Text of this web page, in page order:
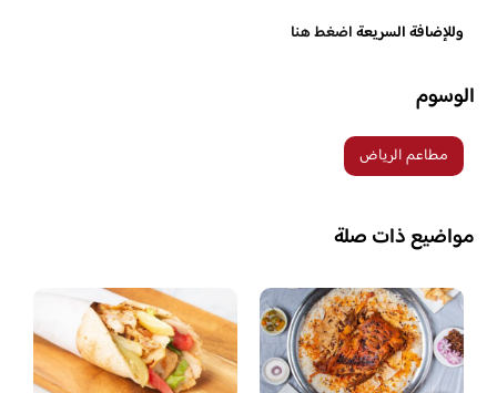
وللإضافة السريعةاضغط هنا
الوسوم
مطاعم الرياض
مواضيع ذات صلة